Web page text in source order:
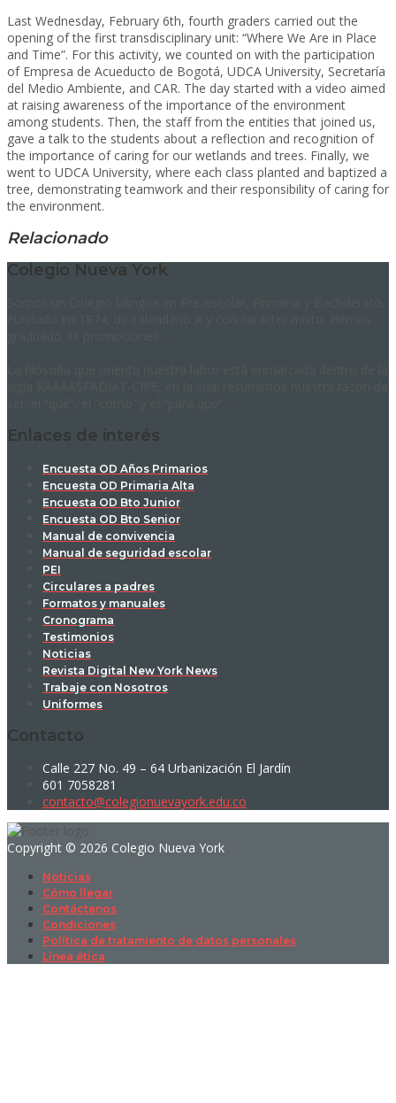
Last Wednesday, February 6th, fourth graders carried out the
opening of the first transdisciplinary unit: “Where We Are in Place
and Time”. For this activity, we counted on with the participation
of Empresa de Acueducto de Bogotá, UDCA University, Secretaría
del Medio Ambiente, and CAR. The day started with a video aimed
at raising awareness of the importance of the environment
among students. Then, the staff from the entities that joined us,
gave a talk to the students about a reflection and recognition of
the importance of caring for our wetlands and trees. Finally, we
went to UDCA University, where each class planted and baptized a
tree, demonstrating teamwork and their responsibility of caring for
the environment.
Relacionado
Colegio Nueva York
Enlaces de interés
Encuesta OD Años Primarios
Encuesta OD Primaria Alta
Encuesta OD Bto Junior
Encuesta OD Bto Senior
Manual de convivencia
Manual de seguridad escolar
PEI
Circulares a padres
Formatos y manuales
Cronograma
Testimonios
Noticias
Revista Digital New York News
Trabaje con Nosotros
Uniformes
Contacto
Calle 227 No. 49 – 64 Urbanización El Jardín
601 7058281
contacto@colegionuevayork.edu.co
Copyright © 2026 Colegio Nueva York
Noticias
Cómo llegar
Contáctenos
Condiciones
Política de tratamiento de datos personales
Línea ética